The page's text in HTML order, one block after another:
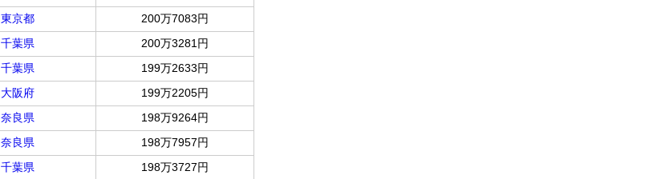
東京都
200万7083円
千葉県
200万3281円
千葉県
199万2633円
大阪府
199万2205円
奈良県
198万9264円
奈良県
198万7957円
千葉県 198万3727円